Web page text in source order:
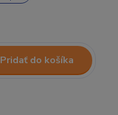
Pridať do košíka